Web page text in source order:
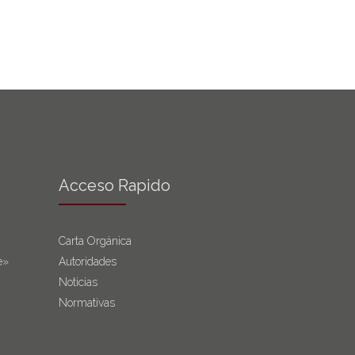
Acceso Rapido
Carta Orgánica
Autoridades
Noticias
Normativas